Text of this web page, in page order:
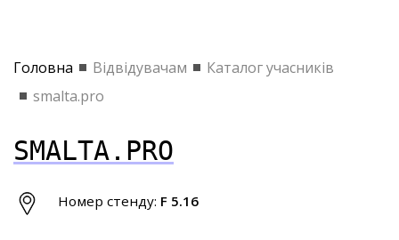
Головна Відвідувачам
Каталог учасників
smalta.pro
SMALTA.PRO
Номер стенду: F 5.16